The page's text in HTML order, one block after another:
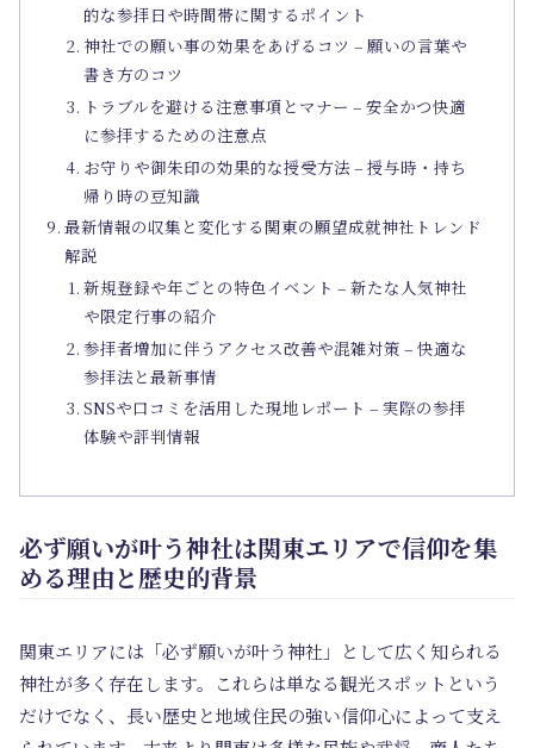
的な参拝日や時間帯に関するポイント
神社での願い事の効果をあげるコツ – 願いの言葉や
書き方のコツ
トラブルを避ける注意事項とマナー – 安全かつ快適
に参拝するための注意点
お守りや御朱印の効果的な授受方法 – 授与時・持ち
帰り時の豆知識
最新情報の収集と変化する関東の願望成就神社トレンド
解説
新規登録や年ごとの特色イベント – 新たな人気神社
や限定行事の紹介
参拝者増加に伴うアクセス改善や混雑対策 – 快適な
参拝法と最新事情
SNSや口コミを活用した現地レポート – 実際の参拝
体験や評判情報
必ず願いが叶う神社は関東エリアで信仰を集
める理由と歴史的背景
関東エリアには「必ず願いが叶う神社」として広く知られる
神社が多く存在します。これらは単なる観光スポットという
だけでなく、長い歴史と地域住民の強い信仰心によって支え